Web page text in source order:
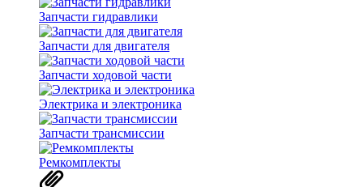
Запчасти гидравлики
Запчасти для двигателя
Запчасти ходовой части
Электрика и электроника
Запчасти трансмиссии
Ремкомплекты